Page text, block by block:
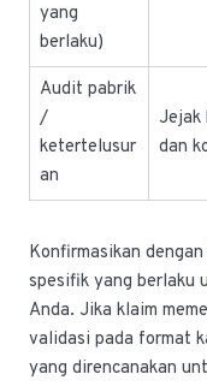
yang
berlaku)
Audit pabrik
/
ketertelusur
an
Jejak
dan
Konfirmasikan
spesifik yang berlaku
Anda. Jika klaim
validasi pada format
yang direncanakan